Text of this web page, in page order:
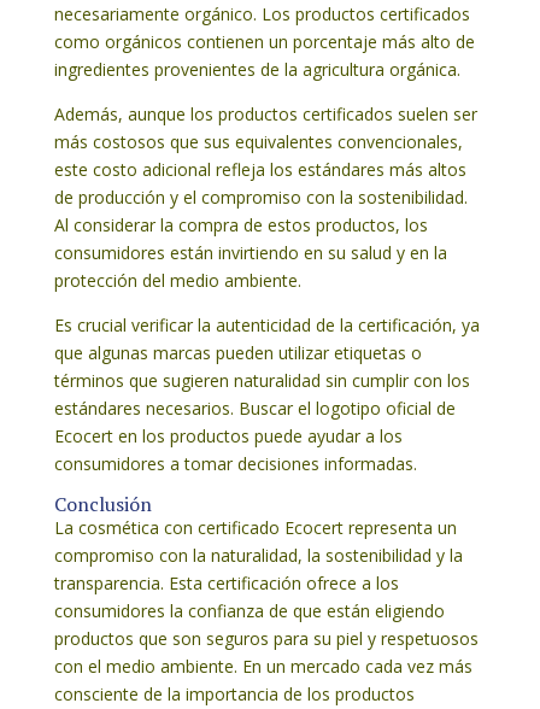
necesariamente orgánico. Los productos certificados
como orgánicos contienen un porcentaje más alto de
ingredientes provenientes de la agricultura orgánica.
Además, aunque los productos certificados suelen ser
más costosos que sus equivalentes convencionales,
este costo adicional refleja los estándares más altos
de producción y el compromiso con la sostenibilidad.
Al considerar la compra de estos productos, los
consumidores están invirtiendo en su salud y en la
protección del medio ambiente.
Es crucial verificar la autenticidad de la certificación, ya
que algunas marcas pueden utilizar etiquetas o
términos que sugieren naturalidad sin cumplir con los
estándares necesarios. Buscar el logotipo oficial de
Ecocert en los productos puede ayudar a los
consumidores a tomar decisiones informadas.
Conclusión
La cosmética con certificado Ecocert representa un
compromiso con la naturalidad, la sostenibilidad y la
transparencia. Esta certificación ofrece a los
consumidores la confianza de que están eligiendo
productos que son seguros para su piel y respetuosos
con el medio ambiente. En un mercado cada vez más
consciente de la importancia de los productos